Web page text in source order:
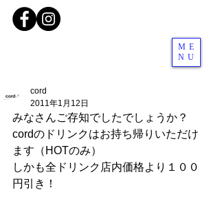
ME
NU
cord
2011年1月12日
みなさんご存知でしたでしょうか？
cordのドリンクはお持ち帰りいただけ
ます（HOTのみ）
しかも全ドリンク店内価格より１００
円引き！